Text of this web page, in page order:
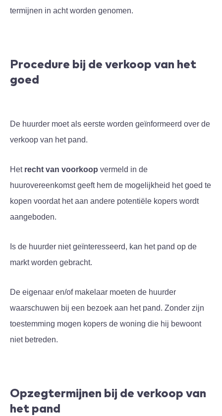
termijnen in acht worden genomen.
Procedure bij de verkoop van het
goed
De huurder moet als eerste worden geïnformeerd over de
verkoop van het pand.
Het recht van voorkoop vermeld in de
huurovereenkomst geeft hem de mogelijkheid het goed te
kopen voordat het aan andere potentiële kopers wordt
aangeboden.
Is de huurder niet geïnteresseerd, kan het pand op de
markt worden gebracht.
De eigenaar en/of makelaar moeten de huurder
waarschuwen bij een bezoek aan het pand. Zonder zijn
toestemming mogen kopers de woning die hij bewoont
niet betreden.
Opzegtermijnen bij de verkoop van
het pand